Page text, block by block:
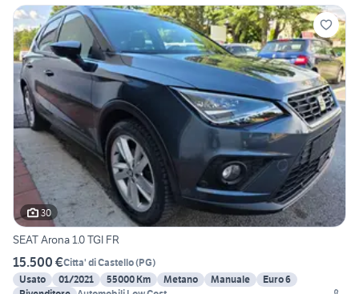
30
SEAT Arona 1.0 TGI FR
15.500 €Citta' di Castello(PG)
Usato
01/2021 55000 Km Metano Manuale
Euro 6